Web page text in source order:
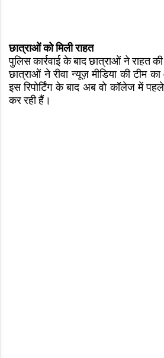
छात्राओं को मिली राहत
पुलिस कार्रवाई के बाद छात्राओं ने राहत
छात्राओं ने रीवा न्यूज़ मीडिया की टीम
इस रिपोर्टिंग के बाद अब वो कॉलेज में
कर रही हैं।